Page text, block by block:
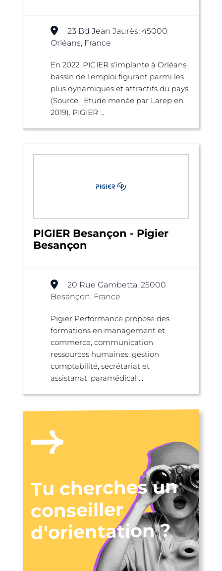
23 Bd Jean Jaurès, 45000
Orléans, France
En 2022, PIGIER s’implante à Orléans,
bassin de l’emploi figurant parmi les
plus dynamiques et attractifs du pays
(Source : Etude menée par Larep en
2019). PIGIER ...
PIGIER Besançon - Pigier
Besançon
20 Rue Gambetta, 25000
Besançon, France
Pigier Performance propose des
formations en management et
commerce, communication
ressources humaines, gestion
comptabilité, secrétariat et
assistanat, paramédical ...
Tu cherches un
conseiller
d'orientation ?